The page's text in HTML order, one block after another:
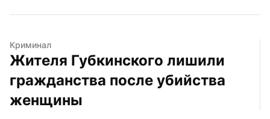
Криминал
Жителя Губкинского лишили
гражданства после убийства
женщины